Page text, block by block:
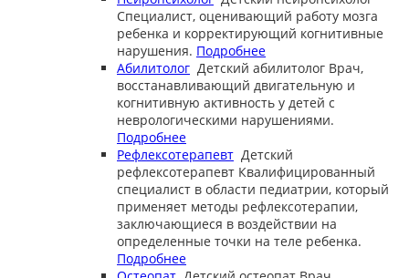
Специалист, оценивающий работу мозга
ребенка и корректирующий когнитивные
нарушения. Подробнее
Абилитолог Детский абилитолог Врач,
восстанавливающий двигательную и
когнитивную активность у детей с
неврологическими нарушениями.
Подробнее
Рефлексотерапевт Детский
рефлексотерапевт Квалифицированный
специалист в области педиатрии, который
применяет методы рефлексотерапии,
заключающиеся в воздействии на
определенные точки на теле ребенка.
Подробнее